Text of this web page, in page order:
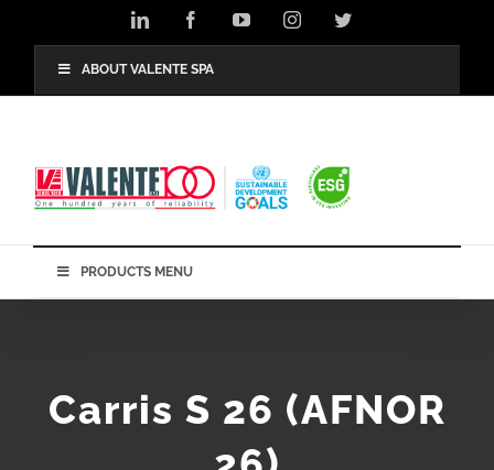
LinkedIn FacebookYouTubeInstagramTwitter
ABOUT VALENTE SPA
PRODUCTS MENU
Carris S 26 (AFNOR